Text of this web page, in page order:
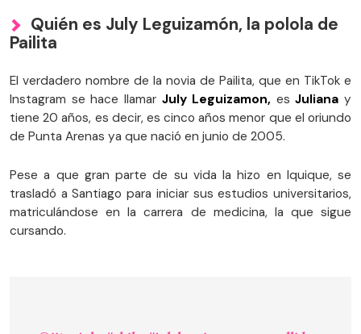
Quién es July Leguizamón, la polola de
Pailita
El verdadero nombre de la novia de Pailita, que en TikTok e
Instagram se hace llamar July Leguizamon, es Juliana y
tiene 20 años, es decir, es cinco años menor que el oriundo
de Punta Arenas ya que nació en junio de 2005.
Pese a que gran parte de su vida la hizo en Iquique, se
trasladó a Santiago para iniciar sus estudios universitarios,
matriculándose en la carrera de medicina, la que sigue
cursando.